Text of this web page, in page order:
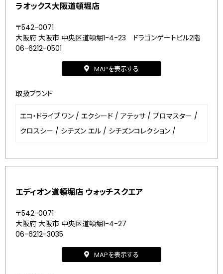
ラオックス大阪道頓堀店
〒542-0071
大阪府 大阪市 中央区道頓堀1-4-23 ドラゴンゲートビル2階
06-6212-0501
MAPを表示する
取扱ブランド
エコ・ドライブ ワン / エクシード / アテッサ / プロマスター /
クロスシー / シチズン エル / シチズンコレクション /
エディオン道頓堀店 ウォッチスクエア
〒542-0071
大阪府 大阪市 中央区道頓堀1-4-27
06-6212-3035
MAPを表示する